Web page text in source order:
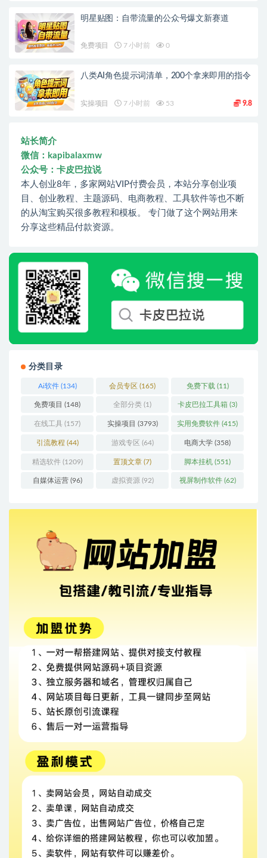
明星贴图：自带流量的公众号爆文新赛道
免费项目 7 小时前 0
八类AI角色提示词清单，200个拿来即用的指令
实操项目 7 小时前 53 9.8
站长简介
微信：kapibalaxmw
公众号：卡皮巴拉说
本人创业8年，多家网站VIP付费会员，本站分享创业项
目、创业教程、主题源码、电商教程、工具软件等也不断
的从淘宝购买很多教程和模板。 专门做了这个网站用来
分享这些精品付款资源。
分类目录
Ai软件(134) 会员专区 (165) 免费下载 (11)
免费项目 (148) 全部分类 (1) 卡皮巴拉工具箱 (3)
在线工具 (157) 实操项目 (3793) 实用免费软件 (415)
引流教程 (44) 游戏专区 (64) 电商大学 (358)
精选软件(1209) 置顶文章 (7) 脚本挂机 (551)
自媒体运营(96) 虚拟资源 (92) 视屏制作软件(62)